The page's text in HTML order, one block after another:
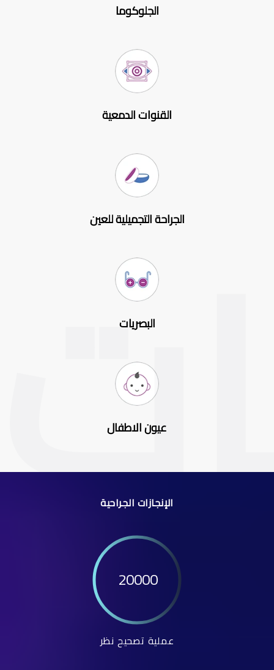
الجلوكوما
القنوات الدمعية
الجراحة التجميلية للعين
البصريات
عيون الاطفال
الإنجازات الجراحية
20000
عملية تصحيح نظر